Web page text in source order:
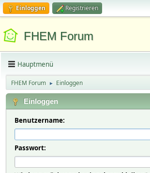
Einloggen Registrieren
FHEM Forum
Hauptmenü
FHEM Forum ► Einloggen
Einloggen
Benutzername:
Passwort: